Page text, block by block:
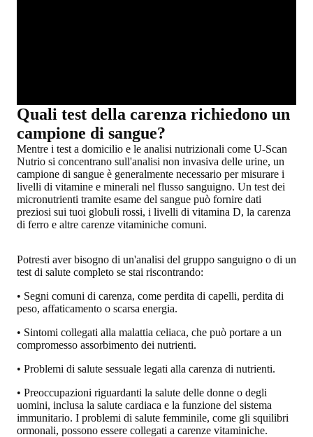
Quali test della carenza richiedono un
campione di sangue?
Mentre i test a domicilio e le analisi nutrizionali come U-Scan
Nutrio si concentrano sull'analisi non invasiva delle urine, un
campione di sangue è generalmente necessario per misurare i
livelli di vitamine e minerali nel flusso sanguigno. Un test dei
micronutrienti tramite esame del sangue può fornire dati
preziosi sui tuoi globuli rossi, i livelli di vitamina D, la carenza
di ferro e altre carenze vitaminiche comuni.
Potresti aver bisogno di un'analisi del gruppo sanguigno o di un
test di salute completo se stai riscontrando:
• Segni comuni di carenza, come perdita di capelli, perdita di
peso, affaticamento o scarsa energia.
• Sintomi collegati alla malattia celiaca, che può portare a un
compromesso assorbimento dei nutrienti.
• Problemi di salute sessuale legati alla carenza di nutrienti.
• Preoccupazioni riguardanti la salute delle donne o degli
uomini, inclusa la salute cardiaca e la funzione del sistema
immunitario. I problemi di salute femminile, come gli squilibri
ormonali, possono essere collegati a carenze vitaminiche.